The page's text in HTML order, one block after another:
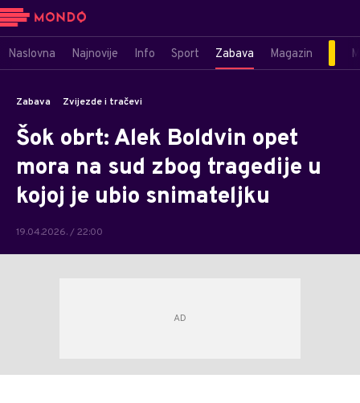
Naslovna Najnovije Info Sport Zabava Magazin
Zabava Zvijezde i tračevi
Šok obrt: Alek Boldvin opet
mora na sud zbog tragedije u
kojoj je ubio snimateljku
19.04.2026. / 22:00